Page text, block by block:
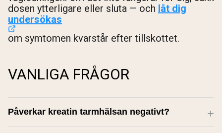
dosen ytterligare eller sluta — och låt dig
undersökas
om symtomen kvarstår efter tillskottet.
VANLIGA FRÅGOR
Påverkar kreatin tarmhälsan negativt?